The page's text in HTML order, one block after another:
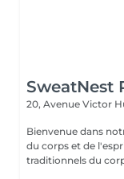
SweatNest
20, Avenue Victor
Bienvenue dans
du corps et de
traditionnels du